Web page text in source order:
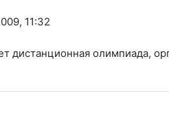
11:32
дистанционная олимпиада,